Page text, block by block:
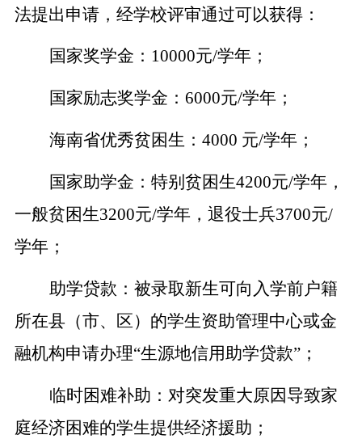
法提出申请，经学校评审通过可以获得：
国家奖学金： 10000元/学年 ；
国家励志奖学金： 6000元/学年 ；
海南省优秀贫困生 ： 4000 元/学年 ；
国家助学金：特别贫困生4200元/学年 ，
一般贫困生3200元/学年 ， 退役士兵3700元/
学年 ；
助学贷款：被录取新生可向入学前户籍
所在县（市、区） 的学生资助管理中心或金
融机构申请办理“生源地信用助学贷款”；
临时困难补助：对突发重大原因导致家
庭经济困难的学生提供经济援助；